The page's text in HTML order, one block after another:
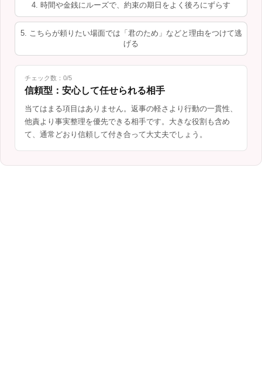
4. 時間や金銭にルーズで、約束の期日をよく後ろにずらす
5. こちらが頼りたい場面では「君のため」などと理由をつけて逃
げる
チェック数：0/5
信頼型：安心して任せられる相手
当てはまる項目はありません。返事の軽さより行動の一貫性、
他責より事実整理を優先できる相手です。大きな役割も含め
て、通常どおり信頼して付き合って大丈夫でしょう。